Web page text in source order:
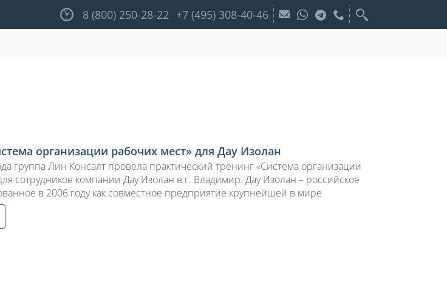
8 (800) 250-28-22 +7 (495) 308-40-46
организации рабочих мест» для Дау Изолан
группа Лин Консалт провела практический тренинг «Система организации
сотрудников компании Дау Изолан в г. Владимир. Дау Изолан – российское
в 2006 году как совместное предприятие крупнейшей в мире